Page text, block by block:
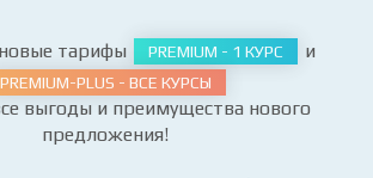
тарифы PREMIUM - 1 КУРС и
PREMIUM-PLUS - ВСЕ КУРСЫ